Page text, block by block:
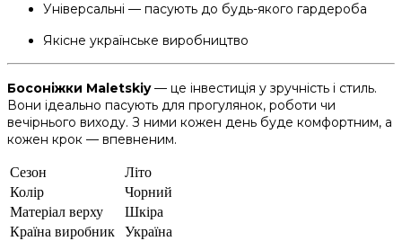
Універсальні — пасують до будь-якого гардероба
Якісне українське виробництво
Босоніжки Maletskiy— це інвестиція у зручність і стиль.
Вони ідеально пасують для прогулянок, роботи чи
вечірнього виходу. З ними кожен день буде комфортним, а
кожен крок — впевненим.
Сезон
Літо
Колір
Чорний
Матеріал верху
Шкіра
Країна виробник
Україна